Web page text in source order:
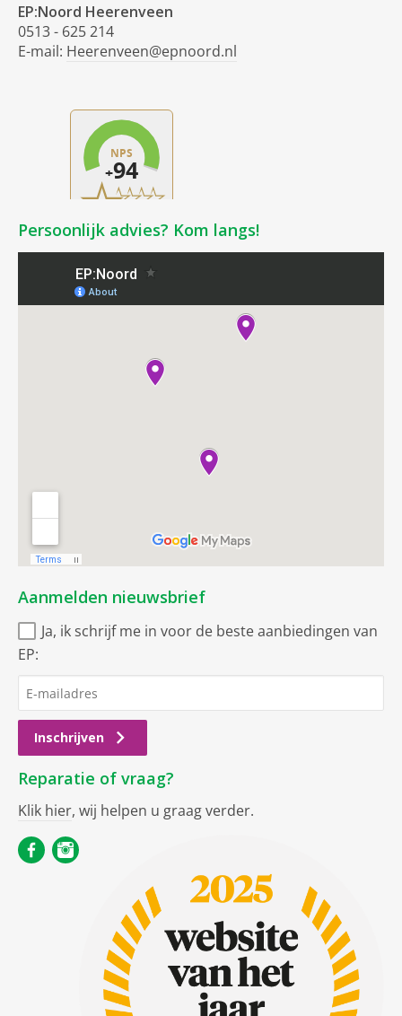
EP:Noord Heerenveen
0513 - 625 214
E-mail: Heerenveen@epnoord.nl
Persoonlijk advies? Kom langs!
Aanmelden nieuwsbrief
Ja, ik schrijf me in voor de beste aanbiedingen van
EP:
Inschrijven
Reparatie of vraag?
Klik hier, wij helpen u graag verder.